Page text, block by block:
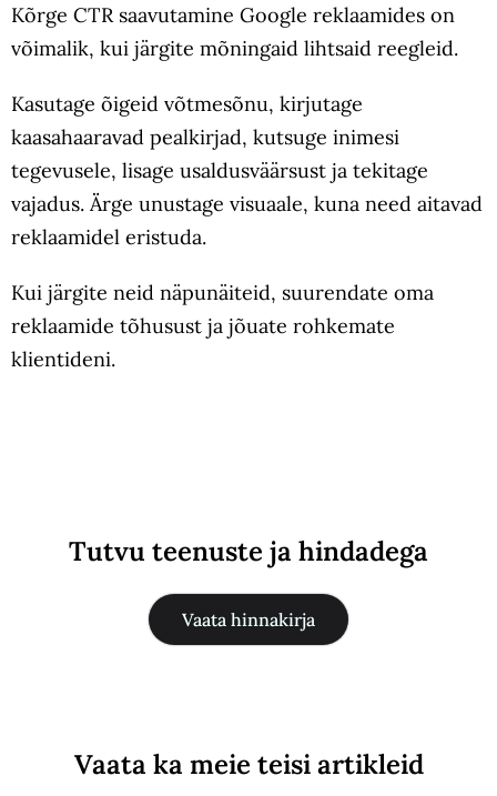
Kõrge CTR saavutamine Google reklaamides on
võimalik, kui järgite mõningaid lihtsaid reegleid.
Kasutage õigeid võtmesõnu, kirjutage
kaasahaaravad pealkirjad, kutsuge inimesi
tegevusele, lisage usaldusväärsust ja tekitage
vajadus. Ärge unustage visuaale, kuna need aitavad
reklaamidel eristuda.
Kui järgite neid näpunäiteid, suurendate oma
reklaamide tõhusust ja jõuate rohkemate
klientideni.
Tutvu teenuste ja hindadega
Vaata hinnakirja
Vaata ka meie teisi artikleid